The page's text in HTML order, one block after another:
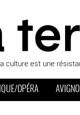
culture est une
OPÉRA